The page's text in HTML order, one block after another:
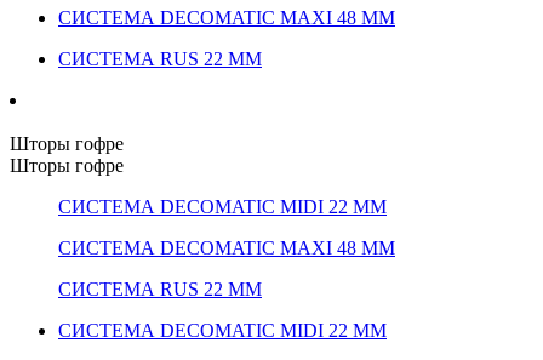
СИСТЕМА DECOMATIC MAXI 48 ММ
СИСТЕМА RUS 22 ММ
Шторы гофре
Шторы гофре
СИСТЕМА DECOMATIC MIDI 22 ММ
СИСТЕМА DECOMATIC MAXI 48 ММ
СИСТЕМА RUS 22 ММ
СИСТЕМА DECOMATIC MIDI 22 ММ